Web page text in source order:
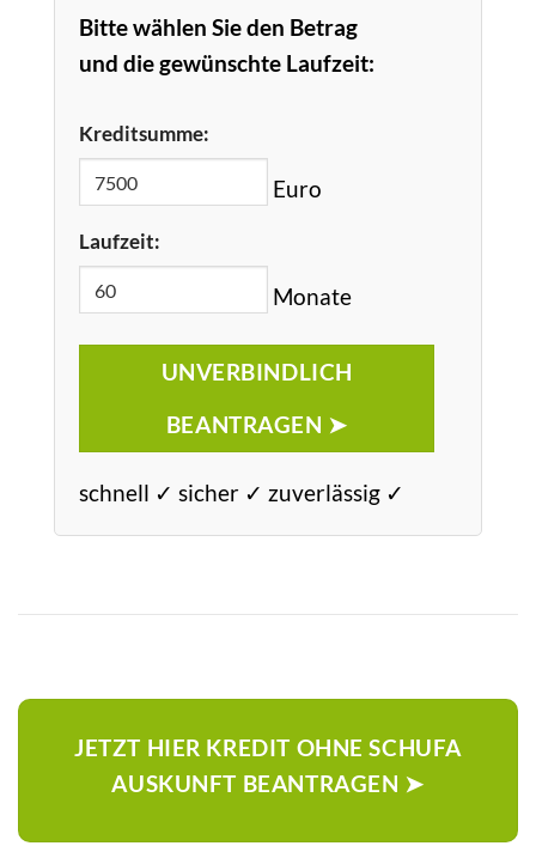
Bitte wählen Sie den Betrag
und die gewünschte Laufzeit:
Kreditsumme:
Euro
Laufzeit:
Monate
UNVERBINDLICH
BEANTRAGEN ➤
schnell ✓ sicher ✓ zuverlässig ✓
JETZT HIER KREDIT OHNE SCHUFA
AUSKUNFT BEANTRAGEN ➤